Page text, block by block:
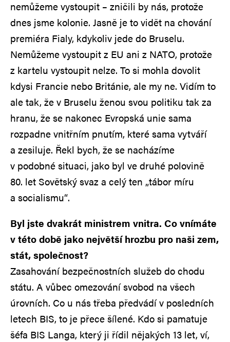
nemůžeme vystoupit – zničili by nás, protože
dnes jsme kolonie. Jasně je to vidět na chování
premiéra Fialy, kdykoliv jede do Bruselu.
Nemůžeme vystoupit z EU ani z NATO, protože
z kartelu vystoupit nelze. To si mohla dovolit
kdysi Francie nebo Británie, ale my ne. Vidím to
ale tak, že v Bruselu ženou svou politiku tak za
hranu, že se nakonec Evropská unie sama
rozpadne vnitřním pnutím, které sama vytváří
a zesiluje. Řekl bych, že se nacházíme
v podobné situaci, jako byl ve druhé polovině
80. let Sovětský svaz a celý ten „tábor míru
a socialismu“.
Byl jste dvakrát ministrem vnitra. Co vnímáte
v této době jako největší hrozbu pro naši zem,
stát, společnost?
Zasahování bezpečnostních služeb do chodu
státu. A vůbec omezování svobod na všech
úrovních. Co u nás třeba předvádí v posledních
letech BIS, to je přece šílené. Kdo si pamatuje
šéfa BIS Langa, který ji řídil nějakých 13 let, ví,